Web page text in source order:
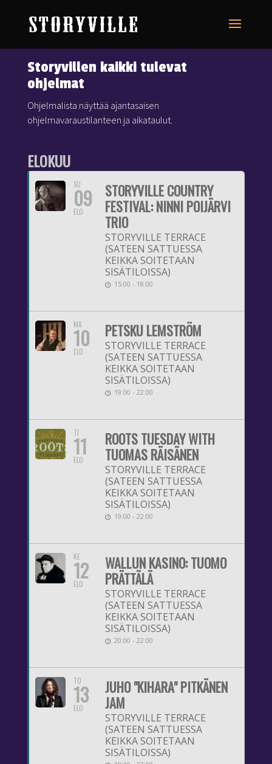
Storyvillen kaikki tulevat
ohjelmat
Ohjelmalista näyttää ajantasaisen
ohjelmavaraustilanteen ja aikataulut.
ELOKUU
SU
09
ELO
STORYVILLE COUNTRY
FESTIVAL: NINNI POIJÄRVI
TRIO
STORYVILLE TERRACE
(SATEEN SATTUESSA
KEIKKA SOITETAAN
SISÄTILOISSA)
15:00 - 18:00
MA
10
ELO
PETSKU LEMSTRÖM
STORYVILLE TERRACE
(SATEEN SATTUESSA
KEIKKA SOITETAAN
SISÄTILOISSA)
19:00 - 22:00
TI
11
ELO
ROOTS TUESDAY WITH
TUOMAS RÄISÄNEN
STORYVILLE TERRACE
(SATEEN SATTUESSA
KEIKKA SOITETAAN
SISÄTILOISSA)
19:00 - 22:00
KE
12
ELO
WALLUN KASINO: TUOMO
PRÄTTÄLÄ
STORYVILLE TERRACE
(SATEEN SATTUESSA
KEIKKA SOITETAAN
SISÄTILOISSA)
20:00 - 22:00
TO
13
ELO
JUHO "KIHARA" PITKÄNEN
JAM
STORYVILLE TERRACE
(SATEEN SATTUESSA
KEIKKA SOITETAAN
SISÄTILOISSA)